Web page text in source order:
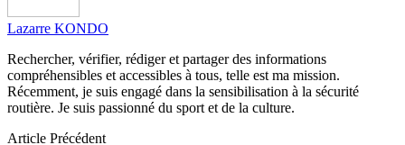
Lazarre KONDO
Rechercher, vérifier, rédiger et partager des informations
compréhensibles et accessibles à tous, telle est ma mission.
Récemment, je suis engagé dans la sensibilisation à la sécurité
routière. Je suis passionné du sport et de la culture.
Article Précédent